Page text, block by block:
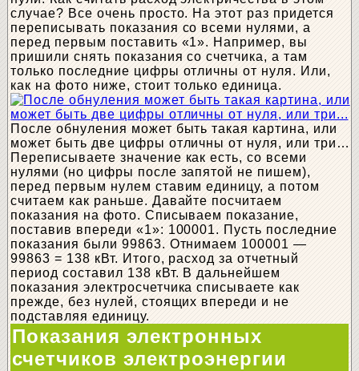
случае? Все очень просто. На этот раз придется
переписывать показания со всеми нулями, а
перед первым поставить «1». Например, вы
пришили снять показания со счетчика, а там
только последние цифры отличны от нуля. Или,
как на фото ниже, стоит только единица.
После обнуления может быть такая картина, или
может быть две цифры отличны от нуля, или три…
Переписываете значение как есть, со всеми
нулями (но цифры после запятой не пишем),
перед первым нулем ставим единицу, а потом
считаем как раньше. Давайте посчитаем
показания на фото. Списываем показание,
поставив впереди «1»: 100001. Пусть последние
показания были 99863. Отнимаем 100001 —
99863 = 138 кВт. Итого, расход за отчетный
период составил 138 кВт. В дальнейшем
показания электросчетчика списываете как
прежде, без нулей, стоящих впереди и не
подставляя единицу.
Показания электронных
счетчиков электроэнергии